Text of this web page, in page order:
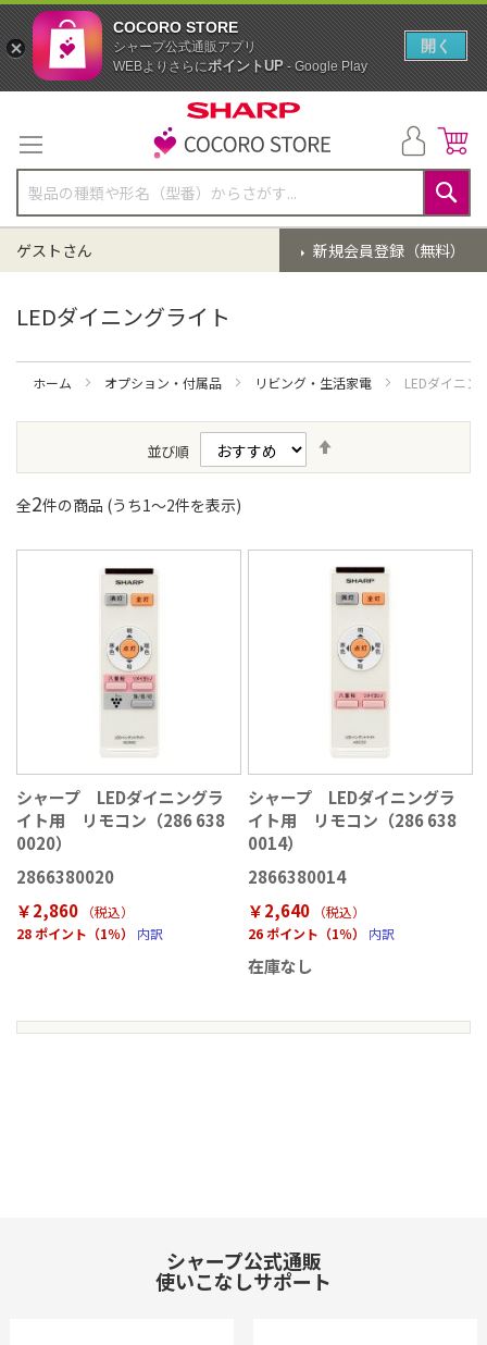
テ
ン
ツ
に
ス
キ
ッ
検
索
新規会員登録（無料）
ゲストさん
LEDダイニングライト
ホーム オプション・付属品 リビング・生活家電 LEDダイニン
並び順
全2件の商品 (うち1〜2件を表示)
シャープ LEDダイニングラ
イト用 リモコン（286 638
0020）
2866380020
￥2,860
（税込）
28 ポイント（1％）
内訳
シャープ LEDダイニングラ
イト用 リモコン（286 638
0014）
2866380014
￥2,640
（税込）
26 ポイント（1％）
内訳
在庫なし
シャープ公式通販
使いこなしサポート
COCORO STORE
シャープ公式通販アプリ
WEBよりさらにポイントUP- Google Play
開く